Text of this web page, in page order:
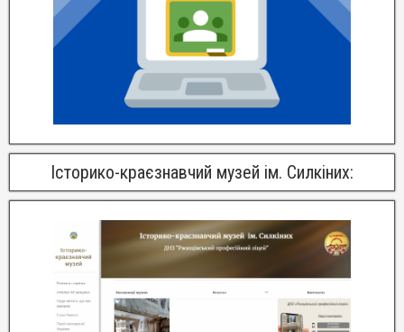
Історико-краєзнавчий музей ім. Силкіних: